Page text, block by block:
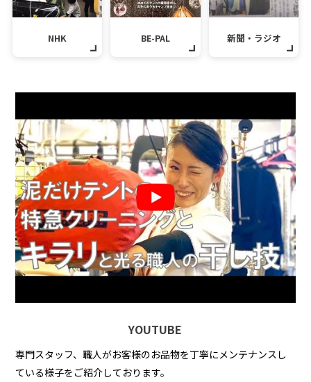
NHK BE-PAL 新聞・ラジオ
YOUTUBE
専門スタッフ、職人がお客様のお品物を丁寧にメンテナンスし
ている様子をご紹介しております。